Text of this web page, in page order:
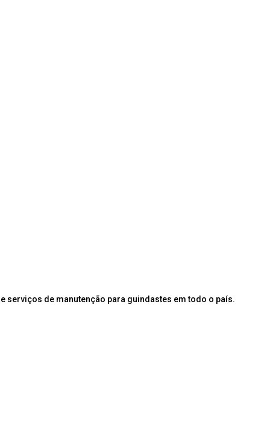
serviços de manutenção para guindastes em todo o país.